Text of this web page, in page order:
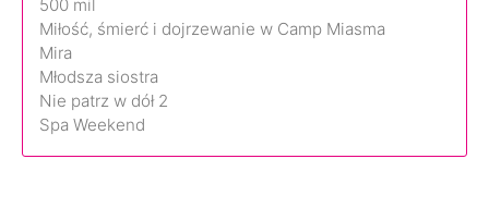
500 mil
Miłość, śmierć i dojrzewanie w Camp Miasma
Mira
Młodsza siostra
Nie patrz w dół 2
Spa Weekend